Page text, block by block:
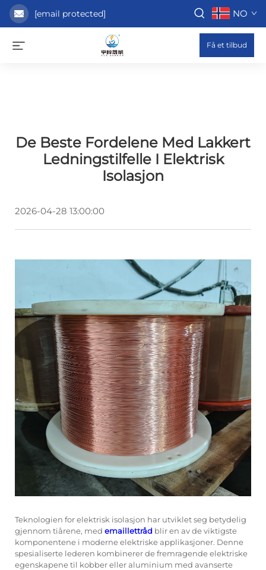
[email protected] NO
Få et tilbud
De Beste Fordelene Med Lakkert
Ledningstilfelle I Elektrisk
Isolasjon
2026-04-28 13:00:00
Teknologien for elektrisk isolasjon har utviklet seg betydelig
gjennom tiårene, med emaillettråd blir en av de viktigste
komponentene i moderne elektriske applikasjoner. Denne
spesialiserte lederen kombinerer de fremragende elektriske
egenskapene til kobber eller aluminium med avanserte